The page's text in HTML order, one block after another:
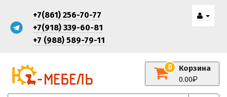
+7(861) 256-70-77
+7(918) 339-60-81
+7 (988) 589-79-11
Корзина
0
0.00